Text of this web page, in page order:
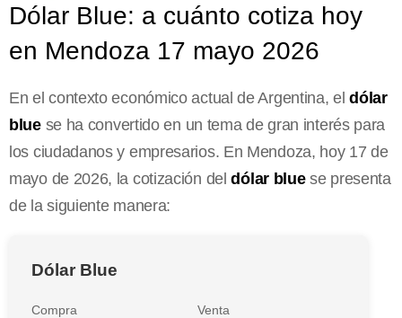
Dólar Blue: a cuánto cotiza hoy
en Mendoza 17 mayo 2026
En el contexto económico actual de Argentina, eldólar
bluese ha convertido en un tema de gran interés para
los ciudadanos y empresarios. En Mendoza, hoy 17 de
mayo de 2026, la cotización deldólar bluese presenta
de la siguiente manera:
Dólar Blue
Compra Venta